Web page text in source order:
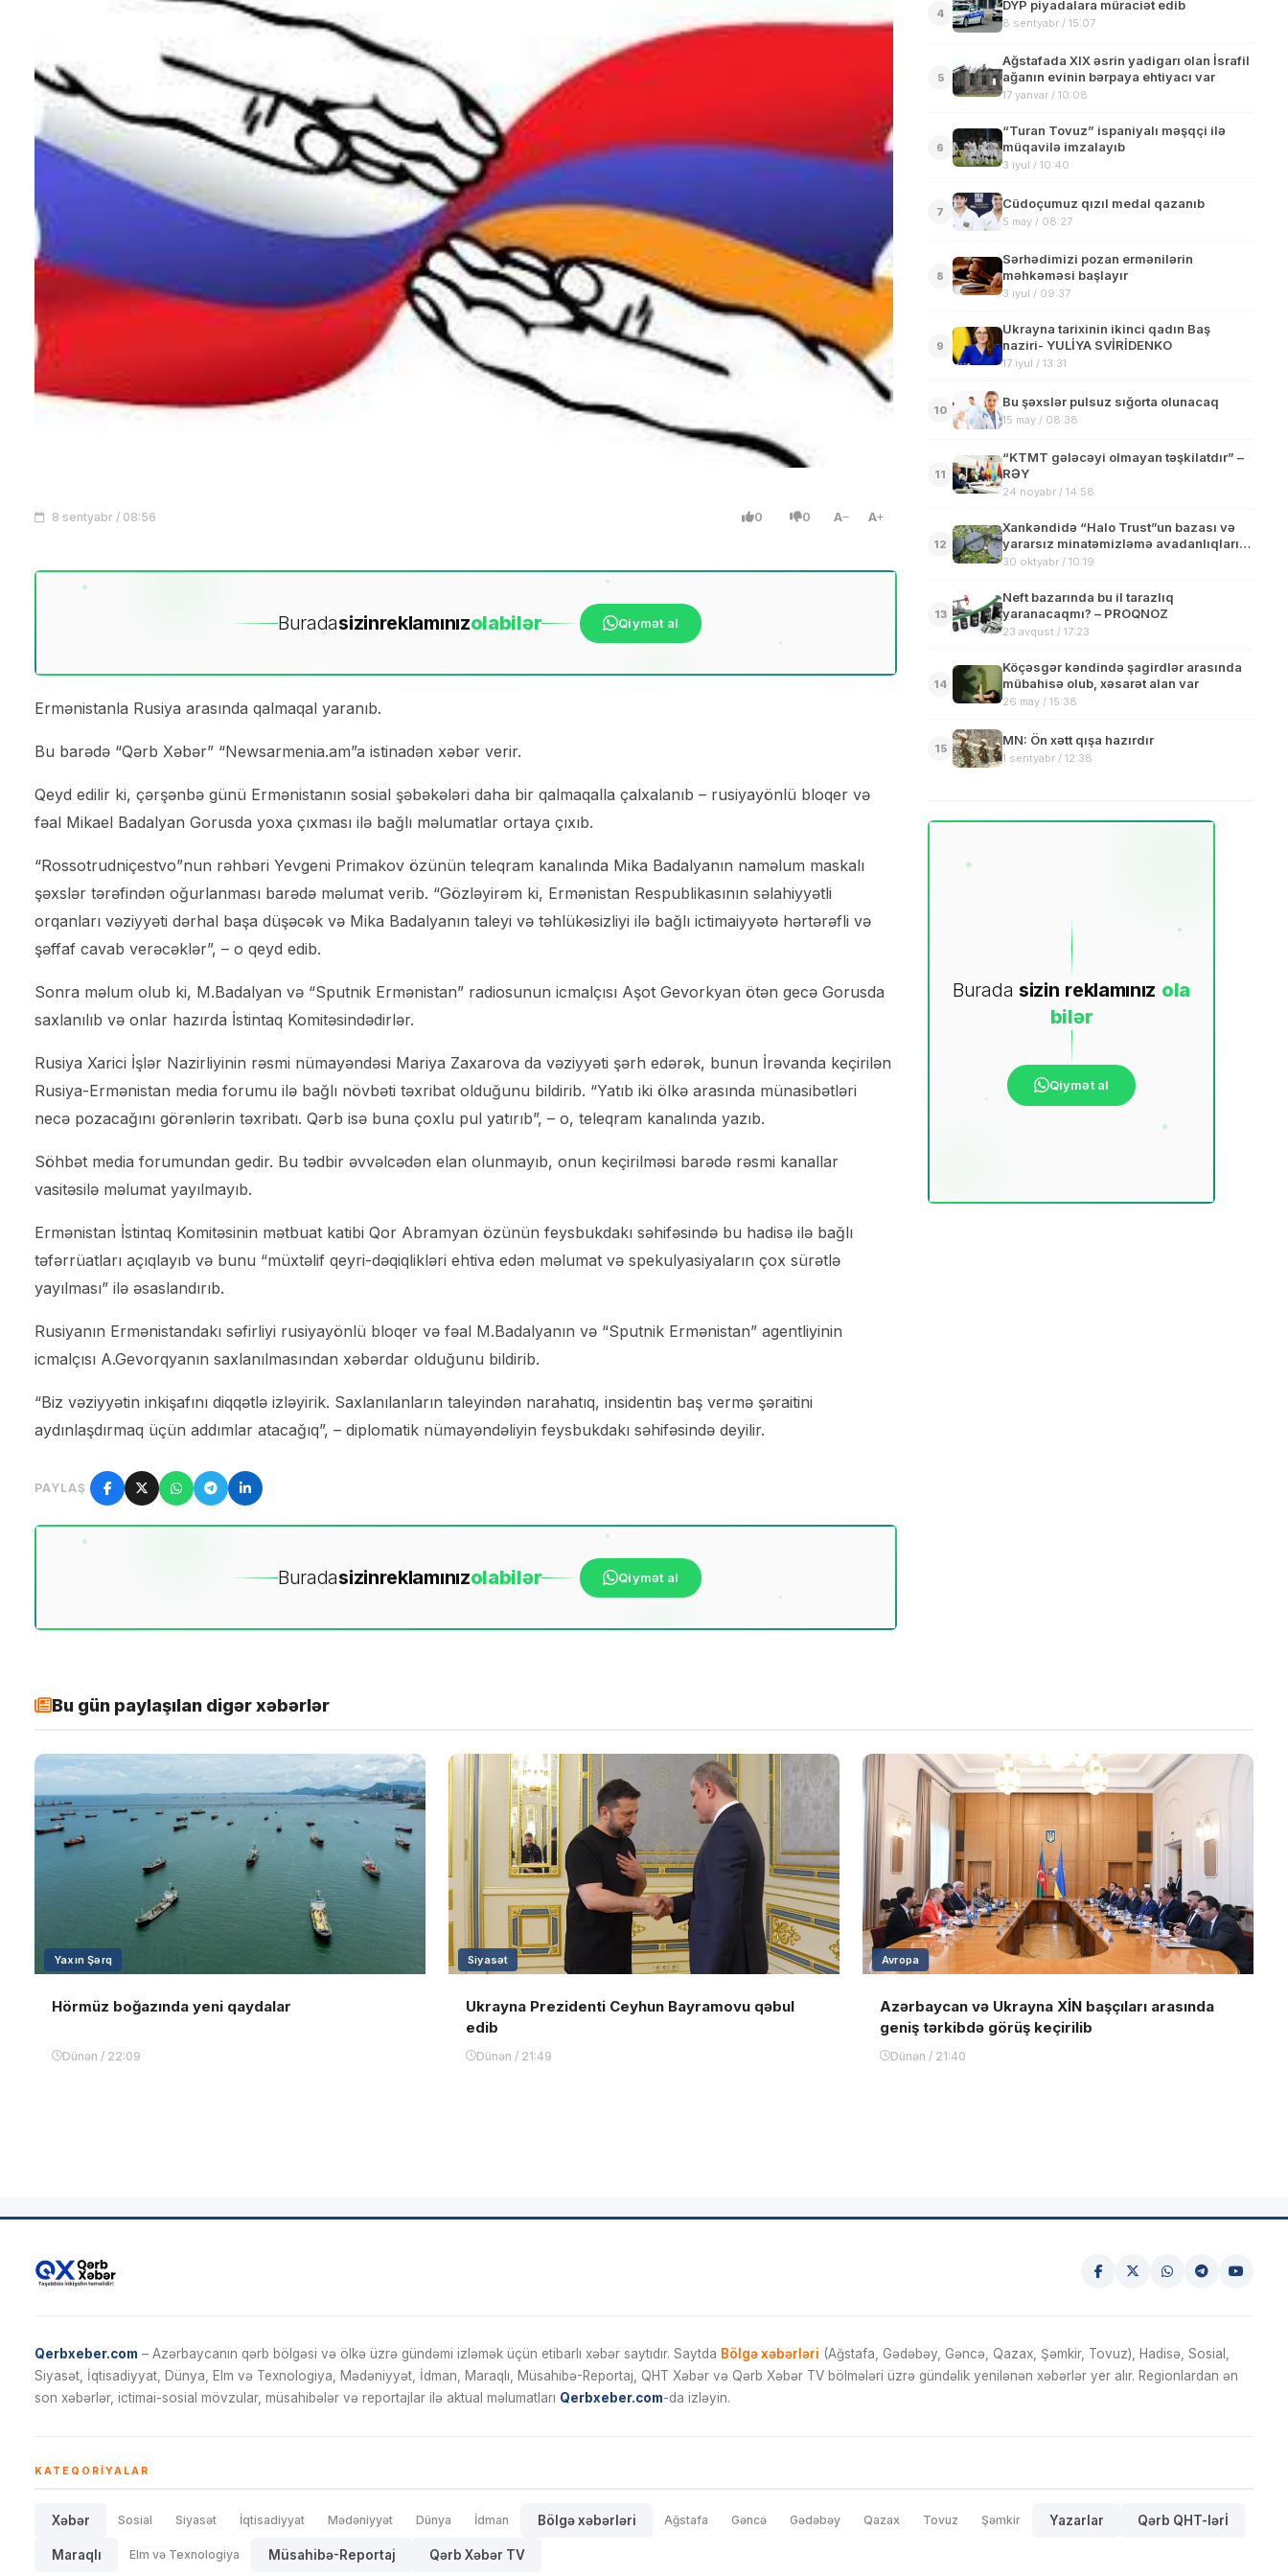
8 sentyabr / 08:56 0 0 A A
Buradasizinreklamınızolabilər Qiymət al
Ermənistanla Rusiya arasında qalmaqal yaranıb.
Bu barədə “Qərb Xəbər” “Newsarmenia.am”a istinadən xəbər verir.
Qeyd edilir ki, çərşənbə günü Ermənistanın sosial şəbəkələri daha bir qalmaqalla çalxalanıb – rusiyayönlü bloqer və
fəal Mikael Badalyan Gorusda yoxa çıxması ilə bağlı məlumatlar ortaya çıxıb.
“Rossotrudniçestvo”nun rəhbəri Yevgeni Primakov özünün teleqram kanalında Mika Badalyanın naməlum maskalı
şəxslər tərəfindən oğurlanması barədə məlumat verib. “Gözləyirəm ki, Ermənistan Respublikasının səlahiyyətli
orqanları vəziyyəti dərhal başa düşəcək və Mika Badalyanın taleyi və təhlükəsizliyi ilə bağlı ictimaiyyətə hərtərəfli və
şəffaf cavab verəcəklər”, – o qeyd edib.
Sonra məlum olub ki, M.Badalyan və “Sputnik Ermənistan” radiosunun icmalçısı Aşot Gevorkyan ötən gecə Gorusda
saxlanılıb və onlar hazırda İstintaq Komitəsindədirlər.
Rusiya Xarici İşlər Nazirliyinin rəsmi nümayəndəsi Mariya Zaxarova da vəziyyəti şərh edərək, bunun İrəvanda keçirilən
Rusiya-Ermənistan media forumu ilə bağlı növbəti təxribat olduğunu bildirib. “Yatıb iki ölkə arasında münasibətləri
necə pozacağını görənlərin təxribatı. Qərb isə buna çoxlu pul yatırıb”, – o, teleqram kanalında yazıb.
Söhbət media forumundan gedir. Bu tədbir əvvəlcədən elan olunmayıb, onun keçirilməsi barədə rəsmi kanallar
vasitəsilə məlumat yayılmayıb.
Ermənistan İstintaq Komitəsinin mətbuat katibi Qor Abramyan özünün feysbukdakı səhifəsində bu hadisə ilə bağlı
təfərrüatları açıqlayıb və bunu “müxtəlif qeyri-dəqiqlikləri ehtiva edən məlumat və spekulyasiyaların çox sürətlə
yayılması” ilə əsaslandırıb.
Rusiyanın Ermənistandakı səfirliyi rusiyayönlü bloqer və fəal M.Badalyanın və “Sputnik Ermənistan” agentliyinin
icmalçısı A.Gevorqyanın saxlanılmasından xəbərdar olduğunu bildirib.
“Biz vəziyyətin inkişafını diqqətlə izləyirik. Saxlanılanların taleyindən narahatıq, insidentin baş vermə şəraitini
aydınlaşdırmaq üçün addımlar atacağıq”, – diplomatik nümayəndəliyin feysbukdakı səhifəsində deyilir.
PAYLAŞ
Buradasizinreklamınızolabilər Qiymət al
4
DYP piyadalara müraciət edib
8 sentyabr / 15:07
5
Ağstafada XIX əsrin yadigarı olan İsrafil
ağanın evinin bərpaya ehtiyacı var
17 yanvar / 10:08
6
“Turan Tovuz” ispaniyalı məşqçi ilə
müqavilə imzalayıb
3 iyul / 10:40
7
Cüdoçumuz qızıl medal qazanıb
5 may / 08:27
8
Sərhədimizi pozan ermənilərin
məhkəməsi başlayır
3 iyul / 09:37
9
Ukrayna tarixinin ikinci qadın Baş
naziri- YULİYA SVİRİDENKO
17 iyul / 13:31
10
Bu şəxslər pulsuz sığorta olunacaq
15 may / 08:38
11
“KTMT gələcəyi olmayan təşkilatdır” –
RƏY
24 noyabr / 14:58
12
Xankəndidə “Halo Trust”un bazası və
yararsız minatəmizləmə avadanlıqları
aşkarlanıb
30 oktyabr / 10:19
13
Neft bazarında bu il tarazlıq
yaranacaqmı? – PROQNOZ
23 avqust / 17:23
14
Köçəsgər kəndində şagirdlər arasında
mübahisə olub, xəsarət alan var
26 may / 15:38
15
MN: Ön xətt qışa hazırdır
1 sentyabr / 12:38
Burada sizin reklamınız ola
bilər
Qiymət al
Bu gün paylaşılan digər xəbərlər
Yaxın Şərq
Hörmüz boğazında yeni qaydalar
Dünən / 22:09
Siyasət
Ukrayna Prezidenti Ceyhun Bayramovu qəbul
edib
Dünən / 21:49
Avropa
Azərbaycan və Ukrayna XİN başçıları arasında
geniş tərkibdə görüş keçirilib
Dünən / 21:40
Qerbxeber.com – Azərbaycanın qərb bölgəsi və ölkə üzrə gündəmi izləmək üçün etibarlı xəbər saytıdır. Saytda Bölgə xəbərləri (Ağstafa, Gədəbəy, Gəncə, Qazax, Şəmkir, Tovuz), Hadisə, Sosial,
Siyasət, İqtisadiyyat, Dünya, Elm və Texnologiya, Mədəniyyət, İdman, Maraqlı, Müsahibə-Reportaj, QHT Xəbər və Qərb Xəbər TV bölmələri üzrə gündəlik yenilənən xəbərlər yer alır. Regionlardan ən
son xəbərlər, ictimai-sosial mövzular, müsahibələr və reportajlar ilə aktual məlumatları Qerbxeber.com-da izləyin.
KATEQORIYALAR
Xəbər Sosial Siyasət İqtisadiyyat Mədəniyyət Dünya İdman Bölgə xəbərləri Ağstafa Gəncə Gədəbəy Qazax Tovuz Şəmkir Yazarlar Qərb QHT-lərİ
Maraqlı Elm və Texnologiya Müsahibə-Reportaj Qərb Xəbər TV